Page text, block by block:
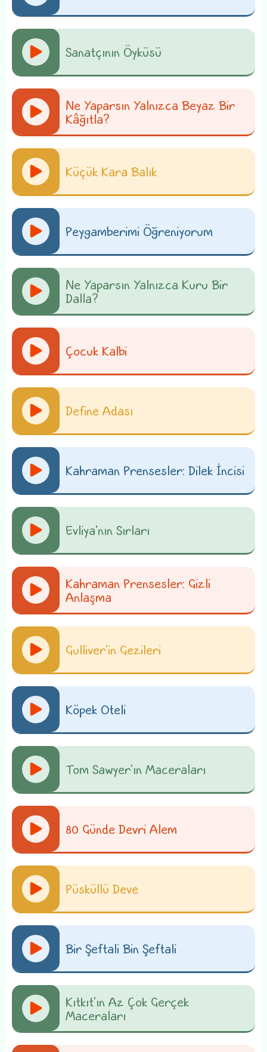
Sanatçının Öyküsü
Ne Yaparsın Yalnızca Beyaz Bir
Kâğıtla?
Küçük Kara Balık
Peygamberimi Öğreniyorum
Ne Yaparsın Yalnızca Kuru Bir
Dalla?
Çocuk Kalbi
Define Adası
Kahraman Prensesler: Dilek İncisi
Evliya'nın Sırları
Kahraman Prensesler: Gizli
Anlaşma
Gulliver'in Gezileri
Köpek Oteli
Tom Sawyer'ın Maceraları
80 Günde Devri Alem
Püsküllü Deve
Bir Şeftali Bin Şeftali
Kıtkıt'ın Az Çok Gerçek
Maceraları